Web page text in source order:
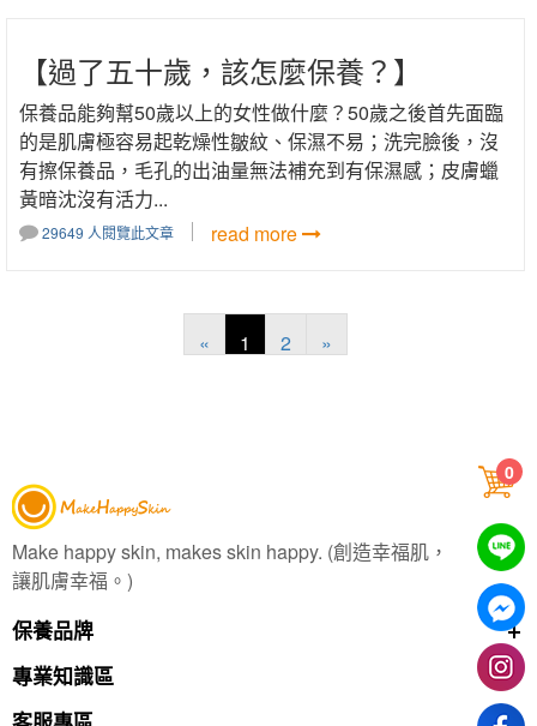
0
【過了五十歲，該怎麼保養？】
保養品能夠幫50歲以上的女性做什麼？50歲之後首先面臨
的是肌膚極容易起乾燥性皺紋、保濕不易；洗完臉後，沒
有擦保養品，毛孔的出油量無法補充到有保濕感；皮膚蠟
黃暗沈沒有活力...
29649 人閱覽此文章 read more
« 1 2 »
Make happy skin, makes skin happy. (創造幸福肌，
讓肌膚幸福。)
保養品牌
專業知識區